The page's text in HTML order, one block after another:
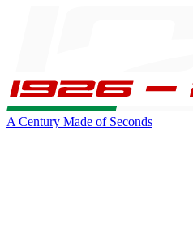
A Century Made of Seconds